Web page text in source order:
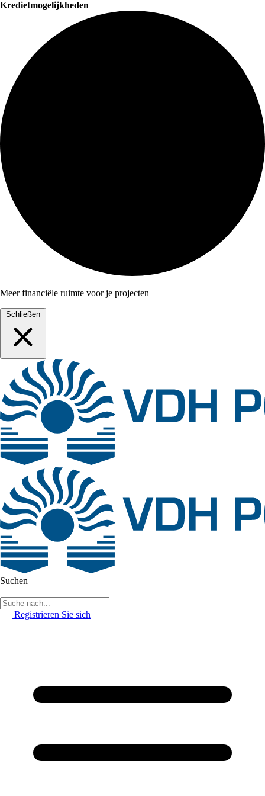
Kredietmogelijkheden
Meer financiële ruimte voor je projecten
Schließen
Suchen
Registrieren Sie sich